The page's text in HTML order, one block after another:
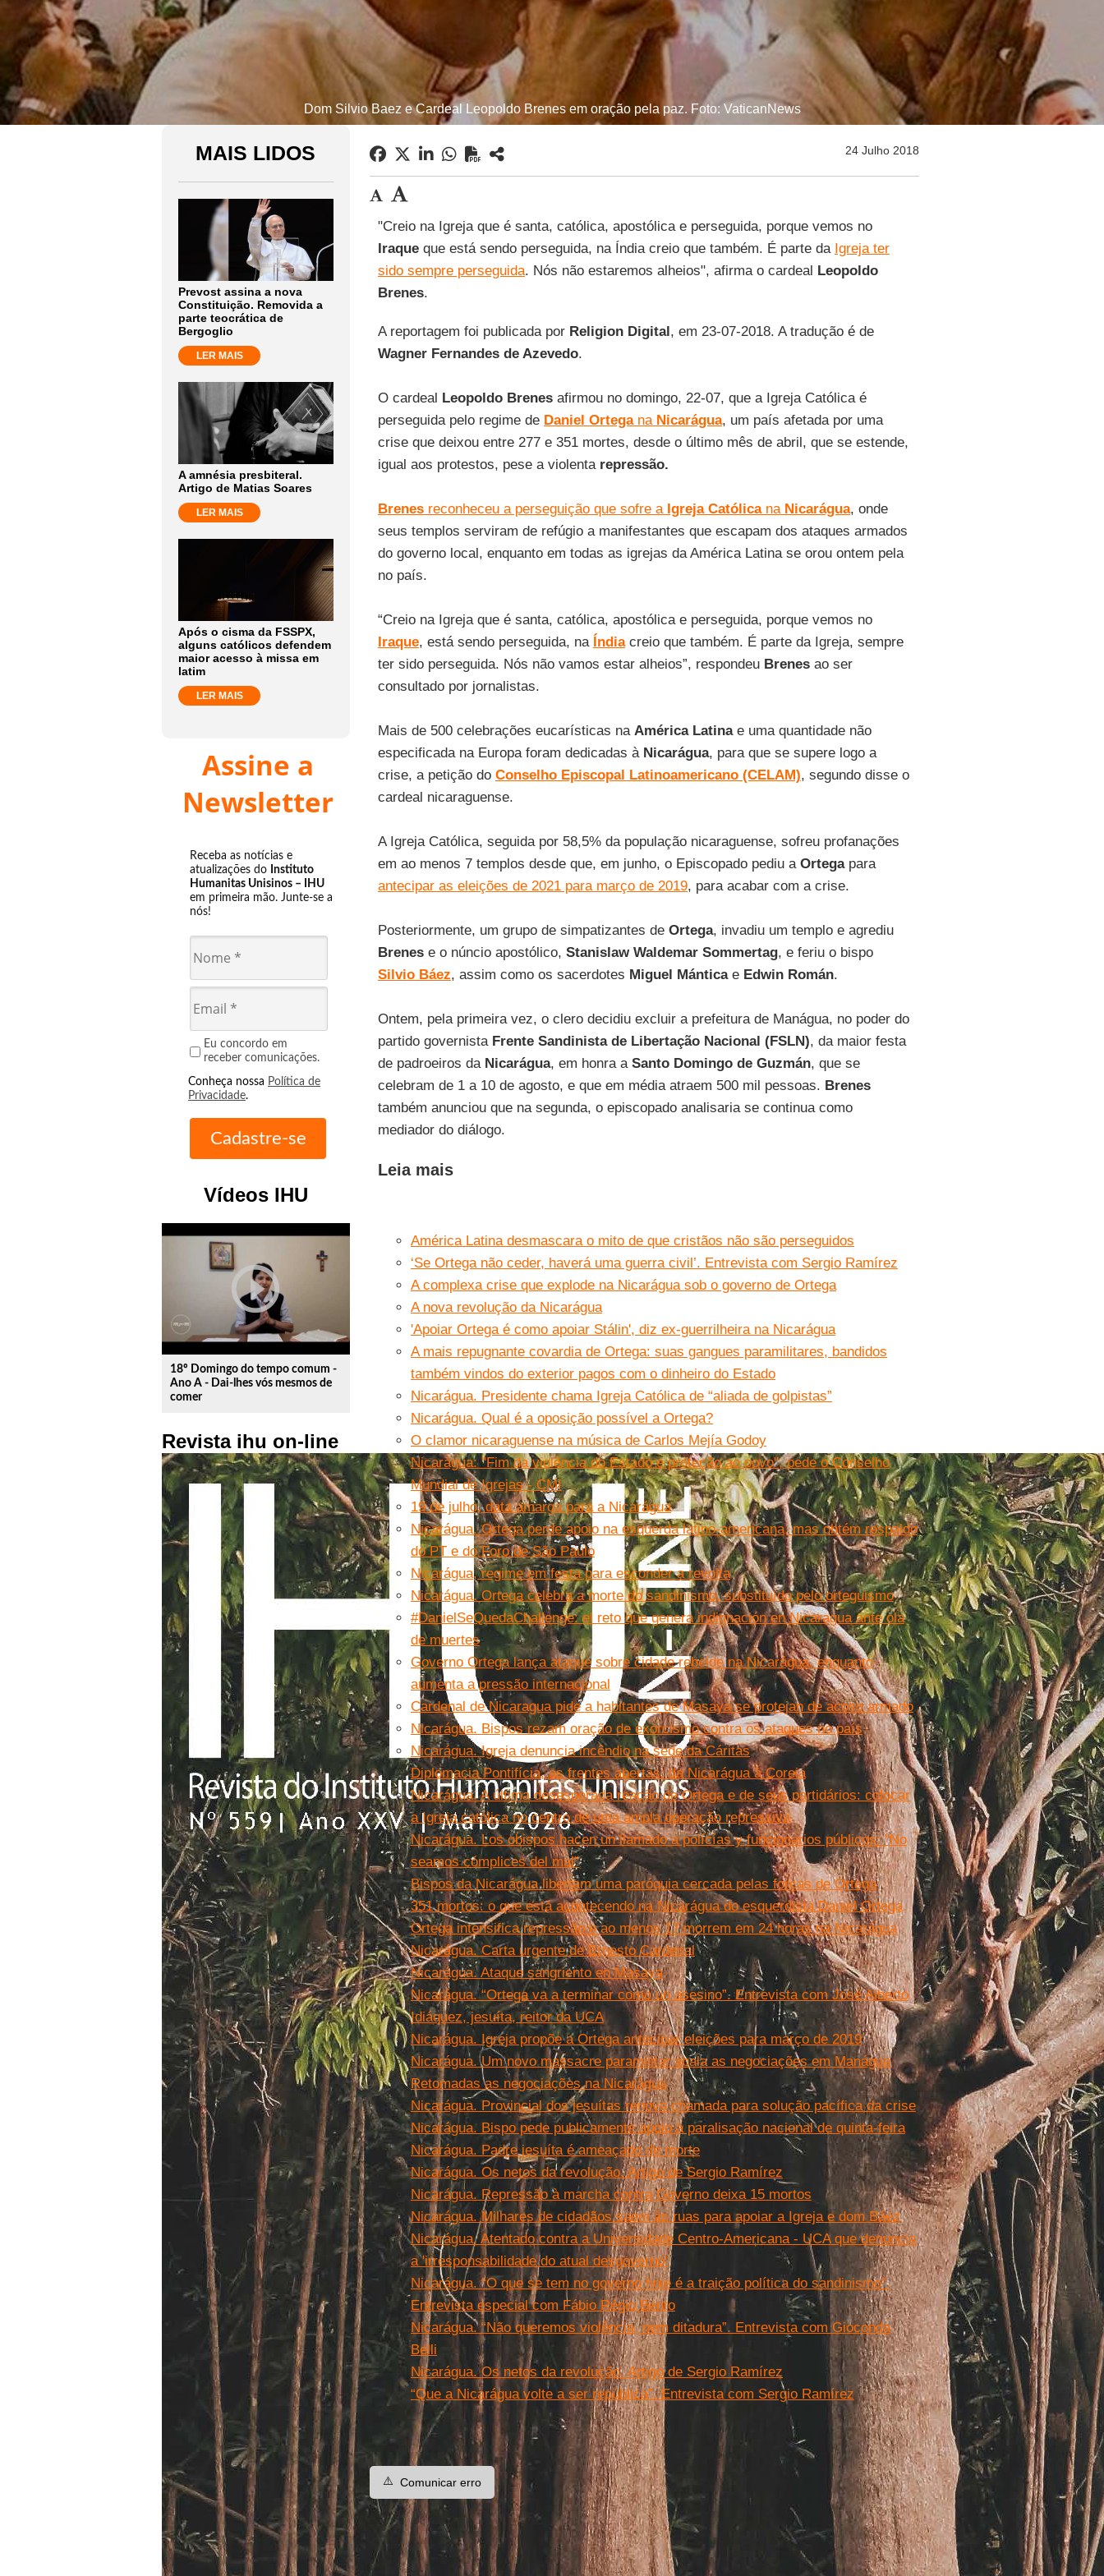
Dom Silvio Baez e Cardeal Leopoldo Brenes em oração pela paz. Foto: VaticanNews
MAIS LIDOS
Prevost assina a nova
Constituição. Removida a
parte teocrática de
Bergoglio
LER MAIS
A amnésia presbiteral.
Artigo de Matias Soares
LER MAIS
Após o cisma da FSSPX,
alguns católicos defendem
maior acesso à missa em
latim
LER MAIS
Assine a
Newsletter
Receba as notícias e
atualizações do Instituto
Humanitas Unisinos – IHU
em primeira mão. Junte-se a
nós!
Eu concordo em
receber comunicações.
Conheça nossa Política de
Privacidade.
Vídeos IHU
play_circle_outline
18º Domingo do tempo comum -
Ano A - Dai-lhes vós mesmos de
comer
Revista ihu on-line
24 Julho 2018
"Creio na Igreja que é santa, católica, apostólica e perseguida, porque vemos no
Iraque que está sendo perseguida, na Índia creio que também. É parte da Igreja ter
sido sempre perseguida. Nós não estaremos alheios", afirma o cardeal Leopoldo
Brenes.
A reportagem foi publicada por Religion Digital, em 23-07-2018. A tradução é de
Wagner Fernandes de Azevedo.
O cardeal Leopoldo Brenesafirmou no domingo, 22-07, que a Igreja Católica é
perseguida pelo regime de Daniel Ortegana Nicarágua, um país afetada por uma
crise que deixou entre 277 e 351 mortes, desde o último mês de abril, que se estende,
igual aos protestos, pese a violenta repressão.
Brenesreconheceu a perseguição que sofre a Igreja Católica naNicarágua, onde
seus templos serviram de refúgio a manifestantes que escapam dos ataques armados
do governo local, enquanto em todas as igrejas da América Latina se orou ontem pela
no país.
“Creio na Igreja que é santa, católica, apostólica e perseguida, porque vemos no
Iraque, está sendo perseguida, na Índiacreio que também. É parte da Igreja, sempre
ter sido perseguida. Nós não vamos estar alheios”, respondeu Brenesao ser
consultado por jornalistas.
Mais de 500 celebrações eucarísticas na América Latinae uma quantidade não
especificada na Europa foram dedicadas à Nicarágua, para que se supere logo a
crise, a petição do Conselho Episcopal Latinoamericano (CELAM), segundo disse o
cardeal nicaraguense.
A Igreja Católica, seguida por 58,5% da população nicaraguense, sofreu profanações
em ao menos 7 templos desde que, em junho, o Episcopado pediu a Ortegapara
antecipar as eleições de 2021 para março de 2019, para acabar com a crise.
Posteriormente, um grupo de simpatizantes de Ortega, invadiu um templo e agrediu
Brenese o núncio apostólico, Stanislaw Waldemar Sommertag, e feriu o bispo
Silvio Báez, assim como os sacerdotes Miguel Mánticae Edwin Román.
Ontem, pela primeira vez, o clero decidiu excluir a prefeitura de Manágua, no poder do
partido governista Frente Sandinista de Libertação Nacional (FSLN), da maior festa
de padroeiros da Nicarágua, em honra a Santo Domingo de Guzmán, que se
celebram de 1 a 10 de agosto, e que em média atraem 500 mil pessoas. Brenes
também anunciou que na segunda, o episcopado analisaria se continua como
mediador do diálogo.
Leia mais
América Latina desmascara o mito de que cristãos não são perseguidos
‘Se Ortega não ceder, haverá uma guerra civil’. Entrevista com Sergio Ramírez
A complexa crise que explode na Nicarágua sob o governo de Ortega
A nova revolução da Nicarágua
'Apoiar Ortega é como apoiar Stálin', diz ex-guerrilheira na Nicarágua
A mais repugnante covardia de Ortega: suas gangues paramilitares, bandidos
também vindos do exterior pagos com o dinheiro do Estado
Nicarágua. Presidente chama Igreja Católica de “aliada de golpistas”
Nicarágua. Qual é a oposição possível a Ortega?
O clamor nicaraguense na música de Carlos Mejía Godoy
Nicarágua: "Fim da violência do Estado e proteção ao povo", pede o Conselho
Mundial de Igrejas - CMI
19 de julho, data amarga para a Nicarágua
Nicarágua. Ortega perde apoio na esquerda latino-americana, mas obtém respaldo
do PT e do Foro de São Paulo
Nicarágua, regime em festa para esconder a revolta
Nicarágua. Ortega celebra a morte do sandinismo, substituído pelo orteguismo
#DanielSeQuedaChallenge: el reto que genera indignación en Nicaragua ante ola
de muertes
Governo Ortega lança ataque sobre cidade rebelde na Nicarágua, enquanto
aumenta a pressão internacional
Cardenal de Nicaragua pide a habitantes de Masaya se protejan de acoso armado
Nicarágua. Bispos rezam oração de exorcismo contra os ataques no país
Nicarágua. Igreja denuncia incêndio na sede da Cáritas
Diplomacia Pontifícia, as frentes abertas: da Nicarágua à Coreia
Nicarágua. A última desesperada reação de Ortega e de seus partidários: colocar
a Igreja católica no centro de uma ampla operação repressiva
Nicarágua. Los obispos hacen un llamado a polícías y funcionarios públicos: "No
seamos cómplices del mal"
Bispos da Nicarágua libertam uma paróquia cercada pelas forças de Ortega
351 mortos: o que está acontecendo na Nicarágua do esquerdista Daniel Ortega
Ortega intensifica repressão e ao menos 17 morrem em 24 horas na Nicarágua
Nicarágua. Carta urgente de Ernesto Cardenal
Nicarágua. Ataque sangriento en Masaya
Nicarágua. “Ortega va a terminar como un asesino”. Entrevista com José Alberto
Idiáquez, jesuíta, reitor da UCA
Nicarágua. Igreja propõe a Ortega antecipar eleições para março de 2019
Nicarágua. Um novo massacre paramilitar abala as negociações em Manágua
Retomadas as negociações na Nicarágua
Nicarágua. Provincial dos jesuítas renova chamada para solução pacífica da crise
Nicarágua. Bispo pede publicamente apoio à paralisação nacional de quinta-feira
Nicarágua. Padre jesuíta é ameaçado de morte
Nicarágua. Os netos da revolução. Artigo de Sergio Ramírez
Nicarágua. Repressão à marcha contra Governo deixa 15 mortos
Nicarágua. Milhares de cidadãos saem às ruas para apoiar a Igreja e dom Báez
Nicarágua. Atentado contra a Universidade Centro-Americana - UCA que denuncia
a 'irresponsabilidade do atual desgoverno'
Nicarágua. “O que se tem no governo hoje é a traição política do sandinismo”.
Entrevista especial com Fábio Régio Bento
Nicarágua. “Não queremos violência, nem ditadura”. Entrevista com Gioconda
Belli
Nicarágua. Os netos da revolução. Artigo de Sergio Ramírez
“Que a Nicarágua volte a ser república”. Entrevista com Sergio Ramírez
⚠️ Comunicar erro